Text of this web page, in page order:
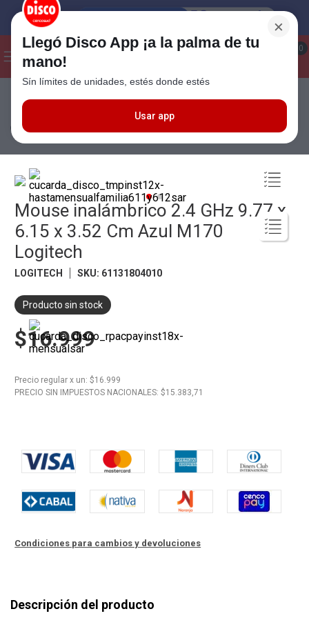
¡Hola! ¿Qué estas buscando? 0
Seleccioná el método de entrega
×
Llegó Disco App ¡a la palma de tu
mano!
Sín límites de unidades, estés donde estés
Usar app
Mouse inalámbrico 2.4 GHz 9.77 x 6.15 x 3.52
Cm Azul M170 Logitech
Mouse inalámbrico 2.4 GHz 9.77 x
6.15 x 3.52 Cm Azul M170
Logitech
LOGITECH SKU: 61131804010
Producto sin stock
$16.999
Precio regular x un: $16.999
PRECIO SIN IMPUESTOS NACIONALES: $15.383,71
Condiciones para cambios y devoluciones
Descripción del producto
4.
Cerveza
5.
Carne
6
Yerba
7.
Queso
9.
Chocolate
10. Nestle Classic